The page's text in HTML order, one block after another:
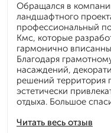
Читать весь отзыв
Обращался в
ландшафтного
профессиональный
Кмс, которые
гармонично
Благодаря
насаждений,
решений территория
эстетически
отдыха. Большое